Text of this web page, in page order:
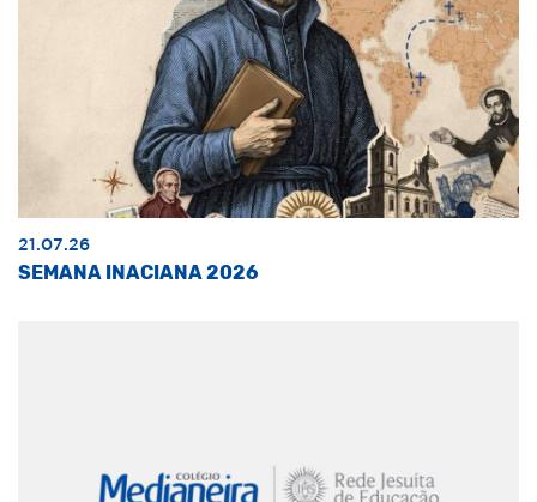
21.07.26
SEMANA INACIANA 2026